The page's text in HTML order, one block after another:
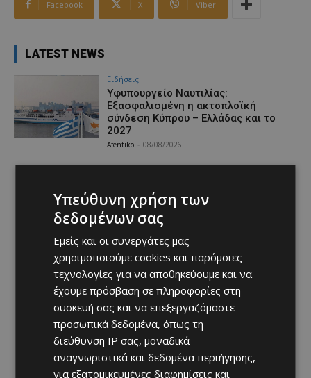
Facebook X Viber
LATEST NEWS
Ειδήσεις
Υφυπουργείο Ναυτιλίας:
Εξασφαλισμένη η ακτοπλοϊκή
σύνδεση Κύπρου – Ελλάδας και το
2027
Afentiko 08/08/2026
Υπεύθυνη χρήση των
δεδομένων σας
Εμείς και οι συνεργάτες μας
χρησιμοποιούμε cookies και παρόμοιες
τεχνολογίες για να αποθηκεύουμε και να
έχουμε πρόσβαση σε πληροφορίες στη
συσκευή σας και να επεξεργαζόμαστε
προσωπικά δεδομένα, όπως τη
διεύθυνση IP σας, μοναδικά
αναγνωριστικά και δεδομένα περιήγησης,
για εξατομικευμένες διαφημίσεις και